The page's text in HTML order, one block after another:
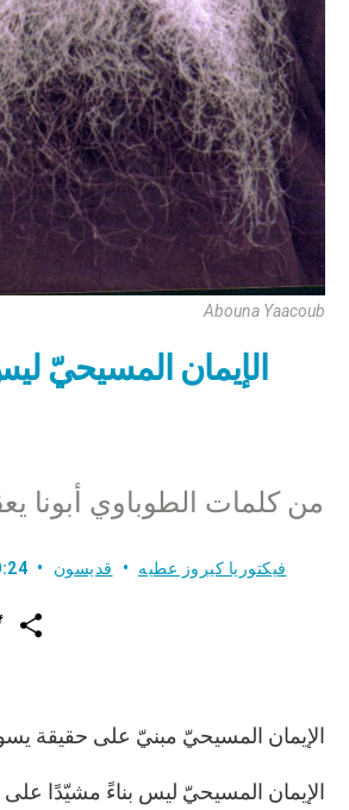
Abouna Yaacoub
الإيمان المسيحيّ
من كلمات الطوباوي أبونا
فيكتوريا كيروز عطيه
قديسون
w
الإيمان المسيحيّ مبنيّ على حقيقة
الإيمان المسيحيّ ليس بناءً مشيّدًا على